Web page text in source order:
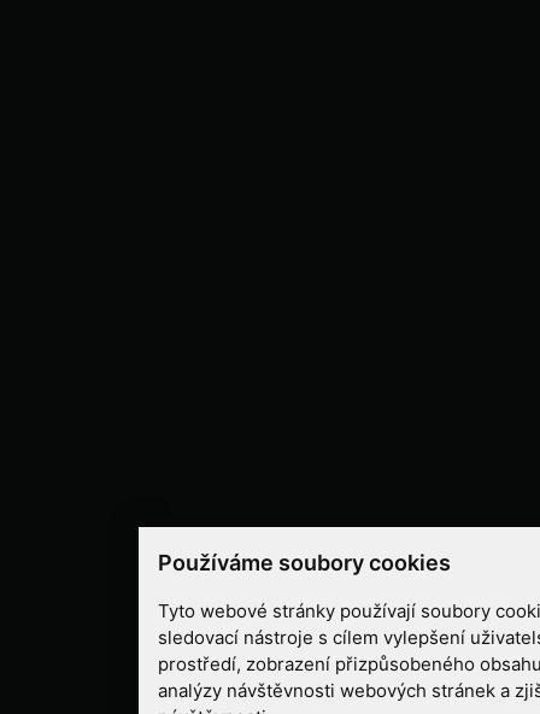
Používáme soubory cookies
Tyto webové stránky používají soubory
sledovací nástroje s cílem vylepšení
prostředí, zobrazení přizpůsobeného
analýzy návštěvnosti webových stránek a